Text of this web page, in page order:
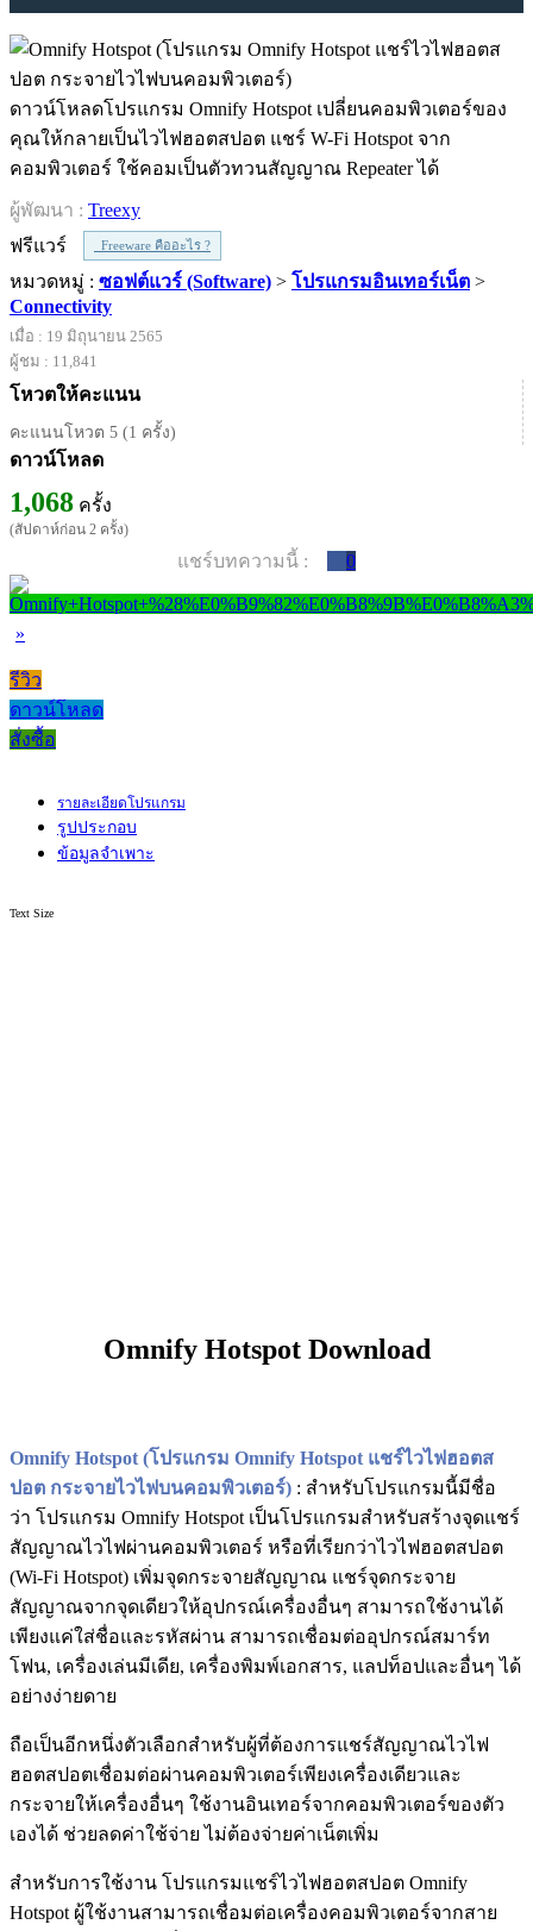
ดาวน์โหลดโปรแกรม Omnify Hotspot เปลี่ยนคอมพิวเตอร์ของ
คุณให้กลายเป็นไวไฟฮอตสปอต แชร์ W-Fi Hotspot จาก
คอมพิวเตอร์ ใช้คอมเป็นตัวทวนสัญญาณ Repeater ได้
ผู้พัฒนา : Treexy
ฟรีแวร์
Freeware คืออะไร ?
หมวดหมู่ : ซอฟต์แวร์ (Software) > โปรแกรมอินเทอร์เน็ต >
Connectivity
เมื่อ : 19 มิถุนายน 2565
ผู้ชม : 11,841
โหวตให้คะแนน
คะแนนโหวต 5 (1 ครั้ง)
ดาวน์โหลด
1,068 ครั้ง
(สัปดาห์ก่อน 2 ครั้ง)
แชร์บทความนี้ : 0
»
รีวิว
ดาวน์โหลด
สั่งซื้อ
รายละเอียดโปรแกรม
รูปประกอบ
ข้อมูลจำเพาะ
Text Size
Omnify Hotspot Download
Omnify Hotspot (โปรแกรม Omnify Hotspot แชร์ไวไฟฮอตส
ปอต กระจายไวไฟบนคอมพิวเตอร์) : สำหรับโปรแกรมนี้มีชื่อ
ว่า โปรแกรม Omnify Hotspot เป็นโปรแกรมสำหรับสร้างจุดแชร์
สัญญาณไวไฟผ่านคอมพิวเตอร์ หรือที่เรียกว่าไวไฟฮอตสปอต
(Wi-Fi Hotspot) เพิ่มจุดกระจายสัญญาณ แชร์จุดกระจาย
สัญญาณจากจุดเดียวให้อุปกรณ์เครื่องอื่นๆ สามารถใช้งานได้
เพียงแค่ใส่ชื่อและรหัสผ่าน สามารถเชื่อมต่ออุปกรณ์สมาร์ท
โฟน, เครื่องเล่นมีเดีย, เครื่องพิมพ์เอกสาร, แลปท็อปและอื่นๆ ได้
อย่างง่ายดาย
ถือเป็นอีกหนึ่งตัวเลือกสำหรับผู้ที่ต้องการแชร์สัญญาณไวไฟ
ฮอตสปอตเชื่อมต่อผ่านคอมพิวเตอร์เพียงเครื่องเดียวและ
กระจายให้เครื่องอื่นๆ ใช้งานอินเทอร์จากคอมพิวเตอร์ของตัว
เองได้ ช่วยลดค่าใช้จ่าย ไม่ต้องจ่ายค่าเน็ตเพิ่ม
สำหรับการใช้งาน โปรแกรมแชร์ไวไฟฮอตสปอต Omnify
Hotspot ผู้ใช้งานสามารถเชื่อมต่อเครื่องคอมพิวเตอร์จากสาย